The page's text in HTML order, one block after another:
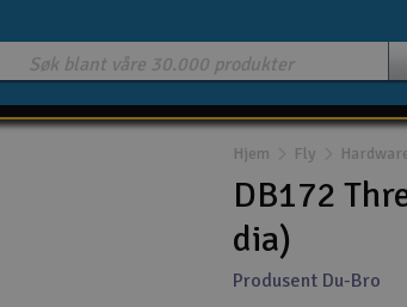
Hjem Fly
DB172
dia)
Produsent Du-Bro